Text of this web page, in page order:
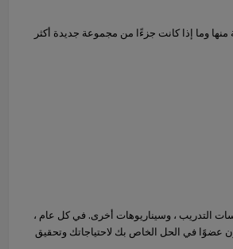
وما إذا كانت جزءًا من مجموعة جديدة أكثر
التدريب ، وسيناريوهات أخرى. في كل عام ،
عضوًا في الحل الخاص بك لاحتياجاتك وتحقيق